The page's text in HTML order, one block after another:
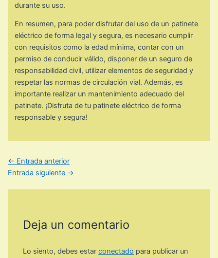
durante su uso.
En resumen, para poder disfrutar del uso de un patinete
eléctrico de forma legal y segura, es necesario cumplir
con requisitos como la edad mínima, contar con un
permiso de conducir válido, disponer de un seguro de
responsabilidad civil, utilizar elementos de seguridad y
respetar las normas de circulación vial. Además, es
importante realizar un mantenimiento adecuado del
patinete. ¡Disfruta de tu patinete eléctrico de forma
responsable y segura!
← Entrada anterior
Entrada siguiente →
Deja un comentario
Lo siento, debes estarconectado para publicar un